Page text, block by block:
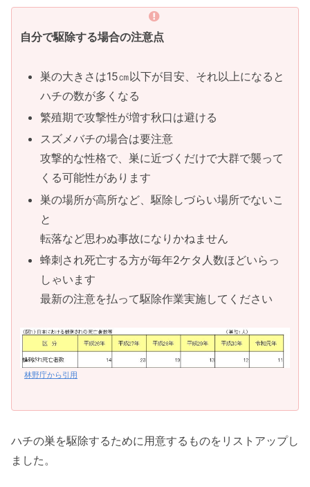
自分で駆除する場合の注意点
巣の大きさは15㎝以下が目安、それ以上になると
ハチの数が多くなる
繁殖期で攻撃性が増す秋口は避ける
スズメバチの場合は要注意
攻撃的な性格で、巣に近づくだけで大群で襲って
くる可能性があります
巣の場所が高所など、駆除しづらい場所でないこ
と
転落など思わぬ事故になりかねません
蜂刺され死亡する方が毎年2ケタ人数ほどいらっ
しゃいます
最新の注意を払って駆除作業実施してください
林野庁から引用
ハチの巣を駆除するために用意するものをリストアップし
ました。